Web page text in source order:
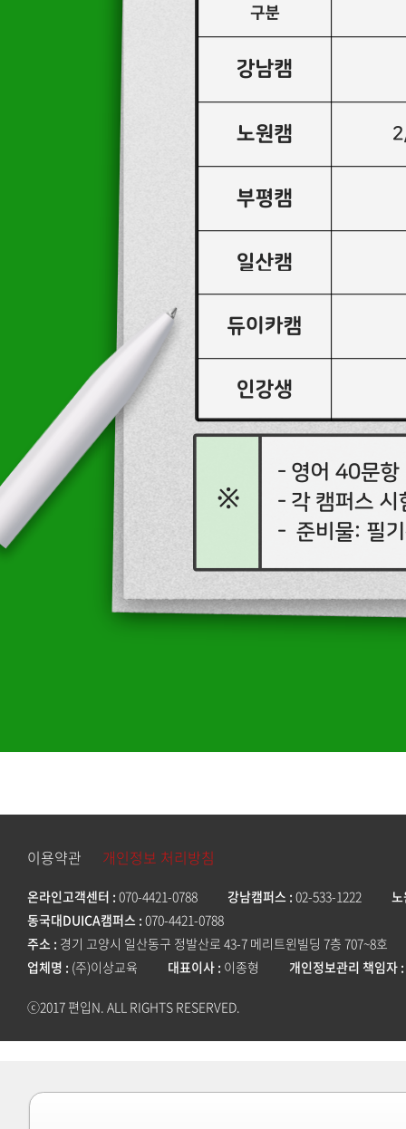
이용약관 개인정보 처리방침
온라인고객센터 070-4421-0788 강남캠퍼스 02-533-1222
동국대DUICA캠퍼스 070-4421-0788
주소 경기 고양시 일산동구 정발산로 43-7 메리트윈빌딩 7층 707~8호
업체명 (주)이상교육 대표이사 이종형 개인정보관리 책임자
ⓒ2017 편입N. ALL RIGHTS RESERVED.